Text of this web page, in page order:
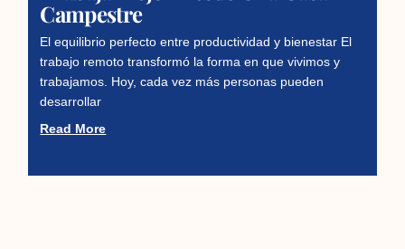
Campestre
El equilibrio perfecto entre productividad y bienestar El
trabajo remoto transformó la forma en que vivimos y
trabajamos. Hoy, cada vez más personas pueden
desarrollar
Read More